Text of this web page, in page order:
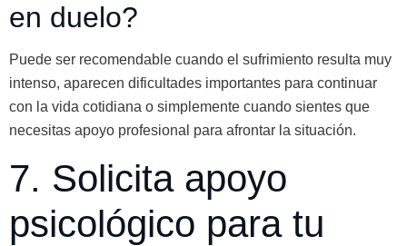
en duelo?
Puede ser recomendable cuando el sufrimiento resulta muy
intenso, aparecen dificultades importantes para continuar
con la vida cotidiana o simplemente cuando sientes que
necesitas apoyo profesional para afrontar la situación.
7. Solicita apoyo
psicológico para tu